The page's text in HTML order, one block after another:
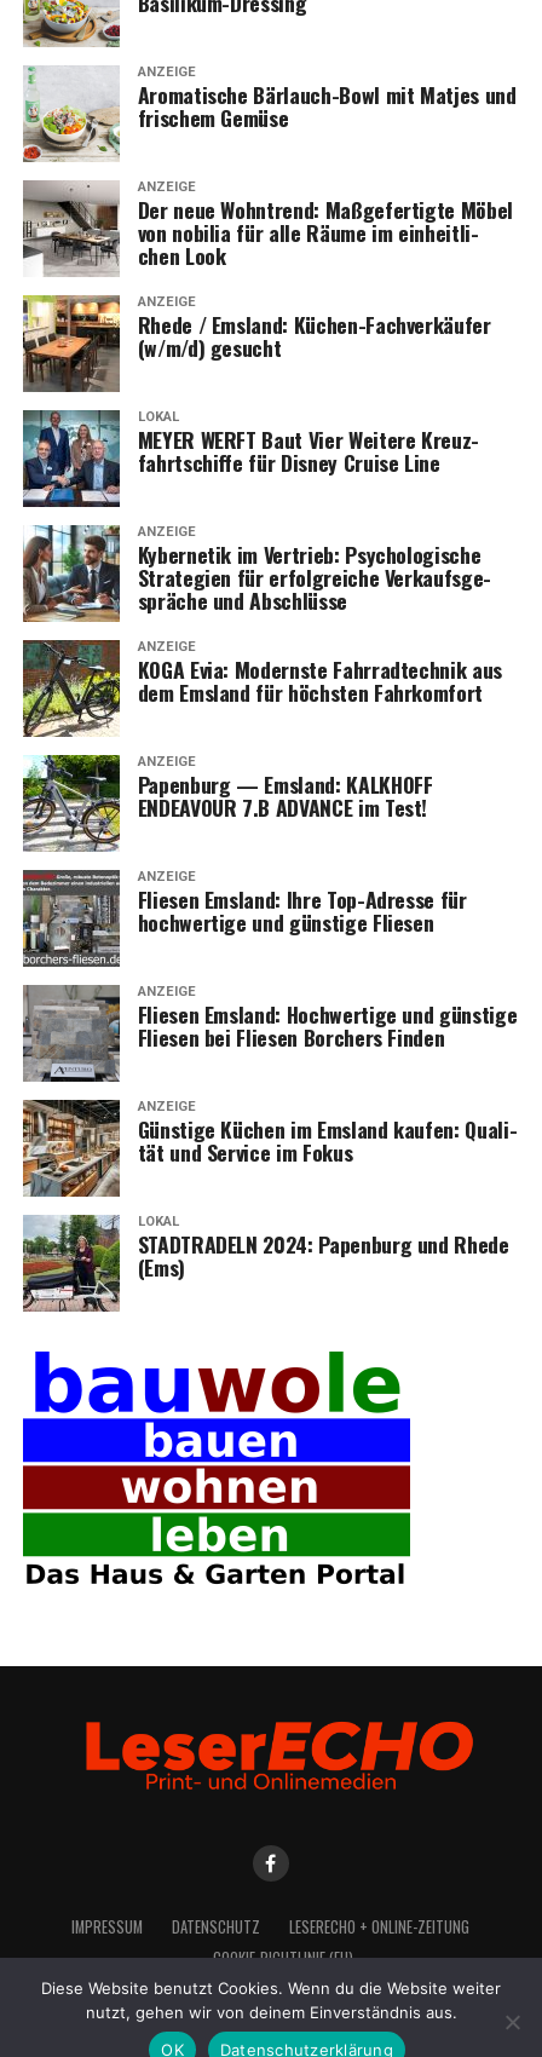
ANZEIGE
Aro­ma­ti­sche Bär­lauch-Bowl mit Mat­jes und
fri­schem Gemüse
ANZEIGE
Der neue Wohn­trend: Maß­ge­fer­tig­te Möbel
von nobi­lia für alle Räu­me im ein­heit­li­
chen Look
ANZEIGE
Rhe­de / Ems­land: Küchen-Fach­ver­käu­fer
(w/m/d) gesucht
LOKAL
MEYER WERFT Baut Vier Wei­te­re Kreuz­
fahrt­schif­fe für Dis­ney Crui­se Line
ANZEIGE
Kyber­ne­tik im Ver­trieb: Psy­cho­lo­gi­sche
Stra­te­gien für erfolg­rei­che Ver­kaufs­ge­
sprä­che und Abschlüsse
ANZEIGE
KOGA Evia: Moderns­te Fahr­rad­tech­nik aus
dem Ems­land für höchs­ten Fahrkomfort
ANZEIGE
Papen­burg — Ems­land: KALKHOFF
ENDEAVOUR 7.B ADVANCE im Test!
ANZEIGE
Flie­sen Ems­land: Ihre Top-Adres­se für
hoch­wer­ti­ge und güns­ti­ge Fliesen
ANZEIGE
Flie­sen Ems­land: Hoch­wer­ti­ge und güns­ti­ge
Flie­sen bei Flie­sen Bor­chers Finden
ANZEIGE
Güns­ti­ge Küchen im Ems­land kau­fen: Qua­li­
tät und Ser­vice im Fokus
LOKAL
STADTRADELN 2024: Papen­burg und Rhe­de
(Ems)
IMPRES­SUM DATEN­SCHUTZ
LESE­R­ECHO + ONLINE-ZEITUNG
COO­KIE-RICH­T­­LI­­NIE (EU)
2021 LeserEcho Verlag
Diese Website benutzt Cookies. Wenn du die Website weiter
nutzt, gehen wir von deinem Einverständnis aus.
OK
Datenschutzerklärung